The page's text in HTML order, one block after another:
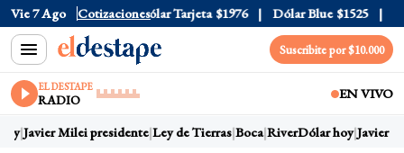
Vie 7 Ago Cotizaciones
Oficial $1520 Dólar Tarjeta $1976 Dólar Blue $1525
Suscribite por $10.000
EL DESTAPE
RADIO EN VIVO
Javier Milei presidente Ley de Tierras Boca RiverDólar hoy Javier